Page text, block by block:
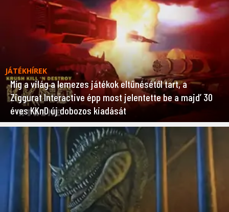
JÁTÉKHÍREK
Míg a világ a lemezes játékok eltűnésétől tart, a
Ziggurat Interactive épp most jelentette be a majd’ 30
éves KKnD új dobozos kiadását